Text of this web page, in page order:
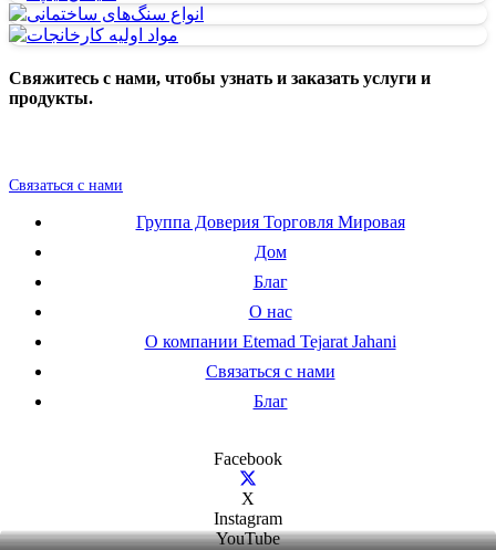
Свяжитесь с нами, чтобы узнать и заказать услуги и
продукты.
Связаться с нами
Группа Доверия Торговля Мировая
Дом
Благ
О нас
О компании Etemad Tejarat Jahani
Связаться с нами
Благ
Facebook
X
Instagram
YouTube